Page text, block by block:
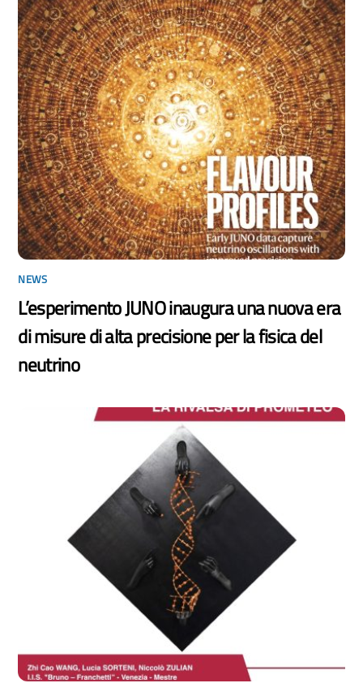
NEWS
L’esperimento JUNO inaugura una nuova era
di misure di alta precisione per la fisica del
neutrino